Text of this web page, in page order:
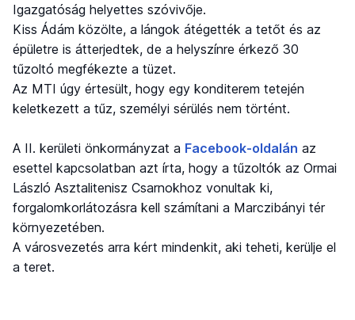
Igazgatóság helyettes szóvivője.
Kiss Ádám közölte, a lángok átégették a tetőt és az
épületre is átterjedtek, de a helyszínre érkező 30
tűzoltó megfékezte a tüzet.
Az MTI úgy értesült, hogy egy konditerem tetején
keletkezett a tűz, személyi sérülés nem történt.
A II. kerületi önkormányzat a Facebook-oldalán az
esettel kapcsolatban azt írta, hogy a tűzoltók az Ormai
László Asztalitenisz Csarnokhoz vonultak ki,
forgalomkorlátozásra kell számítani a Marczibányi tér
környezetében.
A városvezetés arra kért mindenkit, aki teheti, kerülje el
a teret.